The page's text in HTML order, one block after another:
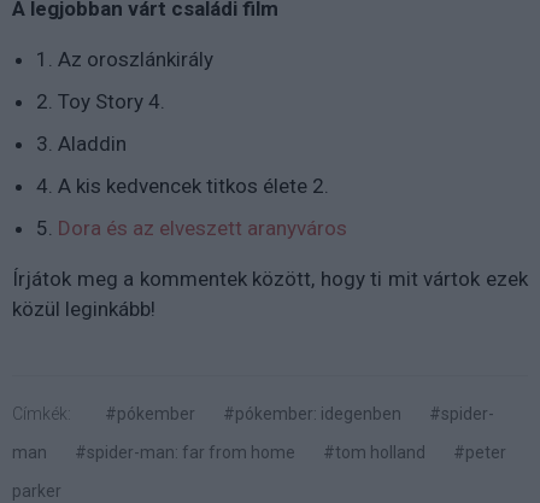
A legjobban várt családi film
1. Az oroszlánkirály
2. Toy Story 4.
3. Aladdin
4. A kis kedvencek titkos élete 2.
5. Dora és az elveszett aranyváros
Írjátok meg a kommentek között, hogy ti mit vártok ezek
közül leginkább!
Címkék: #pókember #pókember: idegenben
#spider-
man
#spider-man: far from home #tom holland
#peter
parker